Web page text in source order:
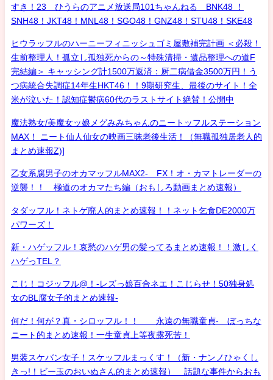
すき！23 ひうらのアニメ放送局101ちゃんねる BNK48 ！
SNH48！JKT48！MNL48！SGO48！GNZ48！STU48！SKE48
ヒウラッフルのハーニーフィニッシュゴミ屋敷補完計画 ＜必殺！
生前整理人！孤立し孤独死からの～特殊清掃・遺品整理への道F
完結編＞ キャッシング計1500万返済：厨二病借金3500万円！う
つ病統合失調症14年生HKT46！！9期研究生、最後のサイト！全
米が泣いた！認知症鬱病60代のラストサイト絶賛！公開中
魔法熟女/美魔女ッ娘メグみみちゃんのニートッフルステーション
MAX！ ニート仙人仙女の映画三昧老後生活！（無職孤独居老人的
まとめ速報Z)]
乙女系腐男子のオカマッフルMAX2- FX！オ・カマトレーダーの
逆襲！！ 極道のオカマたち編（おもしろ動画まとめ速報）
タダッフル！ネトゲ廃人的まとめ速報！！ネット乞食DE2000万
パワーズ！
新・ハゲッフル！哀愁のハゲ男の髪ってるまとめ速報！！激しく
ハゲっTEL？
こじ！コジッフル@！-レズっ娘百合ネエ！こじらせ！50独身処
女のBL腐女子的まとめ速報-
何だ！何が？真・シロッフル！！ 永遠の無職童貞- ぼっちな
ニート的まとめ速報！一生童貞上等夜露死苦！
男装スケバン女子！スケッフルまっくす！（新・ナンノひゃくし
きっ!！ビー玉のおいぬさん的まとめ速報） 話題な事件からおも